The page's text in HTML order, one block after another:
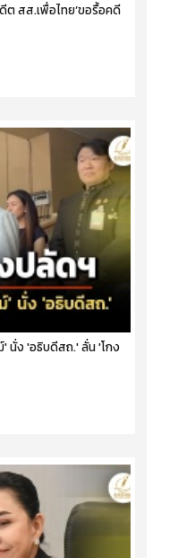
ต สส.เพื่อไทย’ขอรื้อคดี
' นั่ง 'อธิบดีสถ.' ลั่น 'โกง